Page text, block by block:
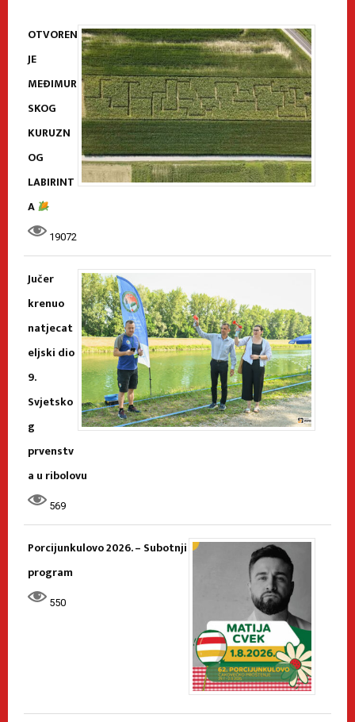
OTVOREN
JE
MEĐIMUR
SKOG
KURUZN
OG
LABIRINT
A
19072
Jučer
krenuo
natjecat
eljski dio
9.
Svjetsko
g
prvenstv
a u ribolovu
569
Porcijunkulovo 2026. – Subotnji
program
550